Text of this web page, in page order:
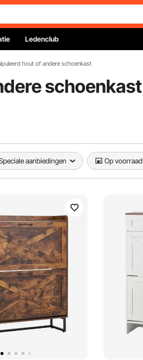
Ledenclub
hout of andere schoenkast
schoenkast
aanbiedingen Op voorraad